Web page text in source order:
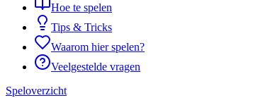
Hoe te spelen
Tips & Tricks
Waarom hier spelen?
Veelgestelde vragen
Speloverzicht